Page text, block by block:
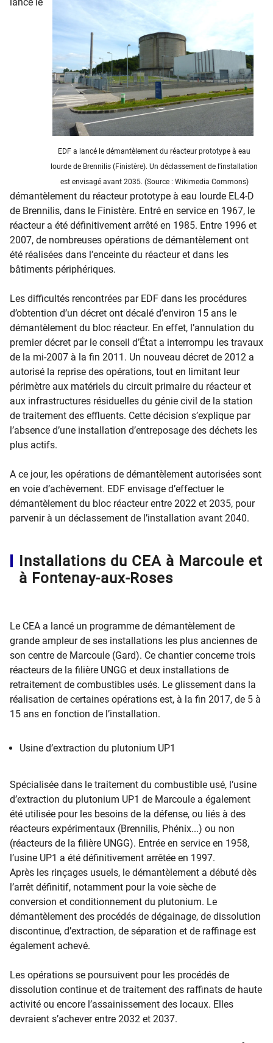
EDF a lancé le démantèlement du réacteur prototype à eau
lourde de Brennilis (Finistère). Un déclassement de l'installation
est envisagé avant 2035. (Source : Wikimedia Commons)
démantèlement du réacteur prototype à eau lourde EL4-D
de Brennilis, dans le Finistère. Entré en service en 1967, le
réacteur a été définitivement arrêté en 1985. Entre 1996 et
2007, de nombreuses opérations de démantèlement ont
été réalisées dans l’enceinte du réacteur et dans les
bâtiments périphériques.
Les difficultés rencontrées par EDF dans les procédures
d’obtention d’un décret ont décalé d’environ 15 ans le
démantèlement du bloc réacteur. En effet, l’annulation du
premier décret par le conseil d’État a interrompu les travaux
de la mi-2007 à la fin 2011. Un nouveau décret de 2012 a
autorisé la reprise des opérations, tout en limitant leur
périmètre aux matériels du circuit primaire du réacteur et
aux infrastructures résiduelles du génie civil de la station
de traitement des effluents. Cette décision s’explique par
l’absence d’une installation d’entreposage des déchets les
plus actifs.
A ce jour, les opérations de démantèlement autorisées sont
en voie d’achèvement. EDF envisage d’effectuer le
démantèlement du bloc réacteur entre 2022 et 2035, pour
parvenir à un déclassement de l’installation avant 2040.
Installations du CEA à Marcoule et
à Fontenay-aux-Roses
Le CEA a lancé un programme de démantèlement de
grande ampleur de ses installations les plus anciennes de
son centre de Marcoule (Gard). Ce chantier concerne trois
réacteurs de la filière UNGG et deux installations de
retraitement de combustibles usés. Le glissement dans la
réalisation de certaines opérations est, à la fin 2017, de 5 à
15 ans en fonction de l’installation.
Usine d’extraction du plutonium UP1
Spécialisée dans le traitement du combustible usé, l’usine
d’extraction du plutonium UP1 de Marcoule a également
été utilisée pour les besoins de la défense, ou liés à des
réacteurs expérimentaux (Brennilis, Phénix...) ou non
(réacteurs de la filière UNGG). Entrée en service en 1958,
l’usine UP1 a été définitivement arrêtée en 1997.
Après les rinçages usuels, le démantèlement a débuté dès
l’arrêt définitif, notamment pour la voie sèche de
conversion et conditionnement du plutonium. Le
démantèlement des procédés de dégainage, de dissolution
discontinue, d’extraction, de séparation et de raffinage est
également achevé.
Les opérations se poursuivent pour les procédés de
dissolution continue et de traitement des raffinats de haute
activité ou encore l’assainissement des locaux. Elles
devraient s’achever entre 2032 et 2037.